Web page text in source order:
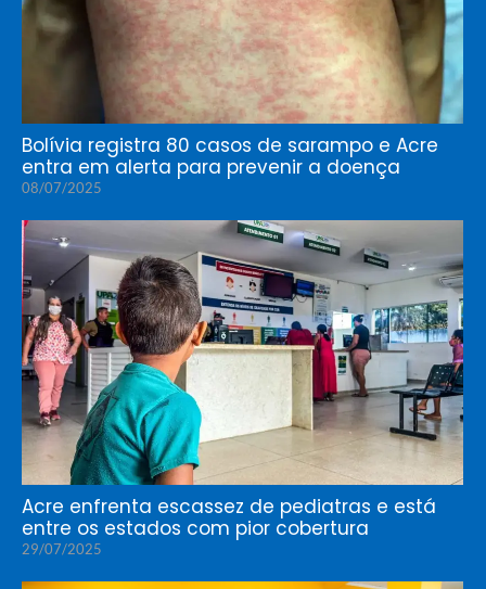
Bolívia registra 80 casos de sarampo e Acre
entra em alerta para prevenir a doença
08/07/2025
Acre enfrenta escassez de pediatras e está
entre os estados com pior cobertura
29/07/2025